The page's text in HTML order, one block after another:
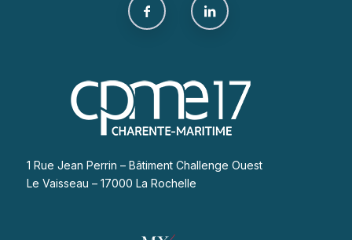
1 Rue Jean Perrin – Bâtiment Challenge Ouest
Le Vaisseau – 17000 La Rochelle